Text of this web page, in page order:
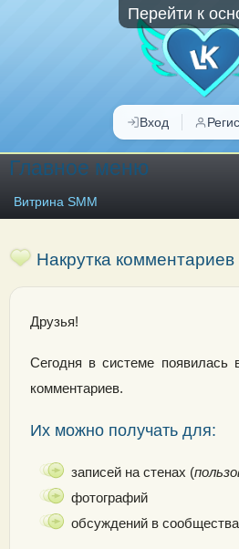
Перейти к
Вход
Главное меню
Витрина SMM
Накрутка комментариев
Друзья!
Сегодня в системе появилась
комментариев.
Их можно получать для:
записей на стенах (
фотографий
обсуждений в